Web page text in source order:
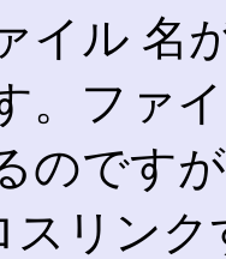
イル 名
。ファ
のです
スリン